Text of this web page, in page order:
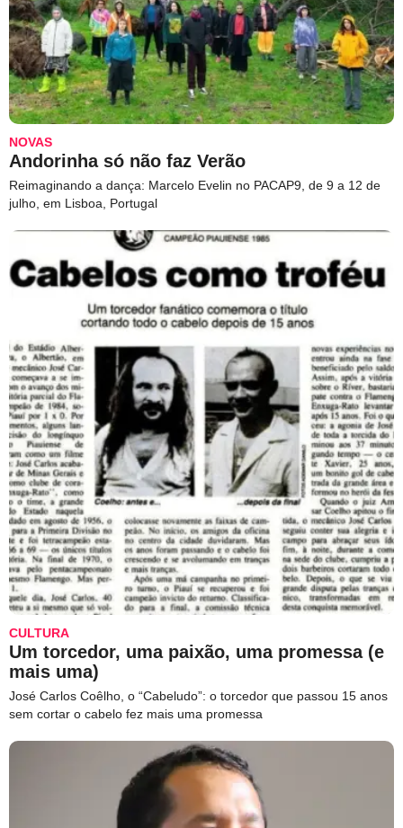
NOVAS
Andorinha só não faz Verão
Reimaginando a dança: Marcelo Evelin no PACAP9, de 9 a 12 de
julho, em Lisboa, Portugal
CULTURA
Um torcedor, uma paixão, uma promessa (e
mais uma)
José Carlos Coêlho, o “Cabeludo”: o torcedor que passou 15 anos
sem cortar o cabelo fez mais uma promessa